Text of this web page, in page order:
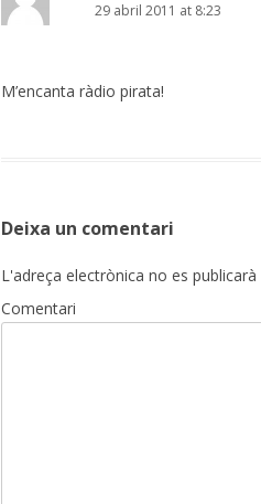
29 abril 2011 at 8:23
M’encanta ràdio pirata!
Deixa un comentari
L'adreça electrònica no es publicarà
Comentari